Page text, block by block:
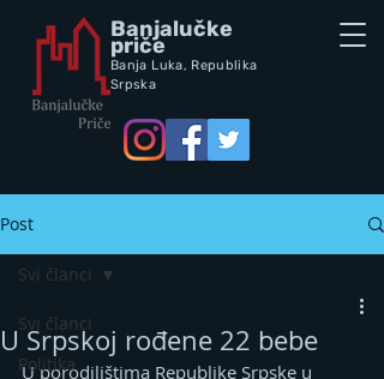
Banjalučke
priče
Banja Luka, Republika
Srpska
Post
Svi članci
Politika
Svi članci
U Srpskoj rođene 22 bebe
U porodilištima Republike Srpske u